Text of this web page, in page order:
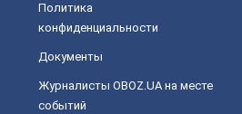
Политика
конфиденциальности
Документы
Журналисты OBOZ.UA на месте
событий